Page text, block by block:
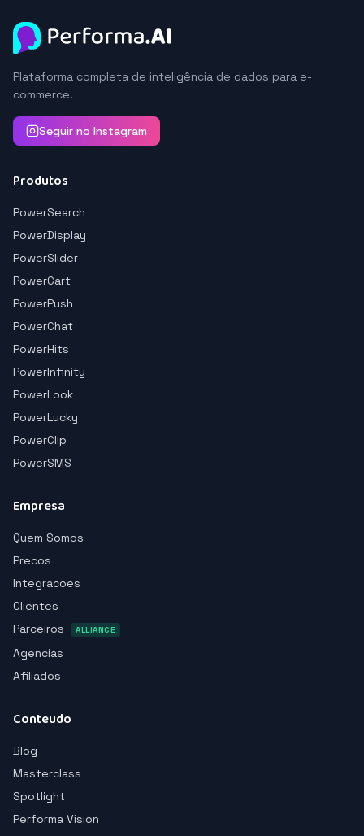
Plataforma completa de inteligência de dados para e-
commerce.
Seguir no Instagram
Produtos
PowerSearch
PowerDisplay
PowerSlider
PowerCart
PowerPush
PowerChat
PowerHits
PowerInfinity
PowerLook
PowerLucky
PowerClip
PowerSMS
Empresa
Quem Somos
Precos
Integracoes
Clientes
Parceiros
ALLIANCE
Agencias
Afiliados
Conteudo
Blog
Masterclass
Spotlight
Performa Vision